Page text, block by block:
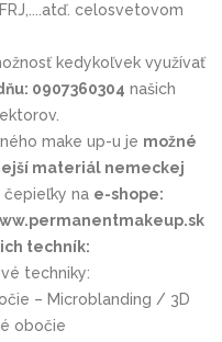
celosvetovom
kedykoľvek využívať
0907360304 našich
make up-u je možné
materiál nemeckej
čepieľky na e-shope:
techník:
techniky:
– Microblanding / 3D
obočie